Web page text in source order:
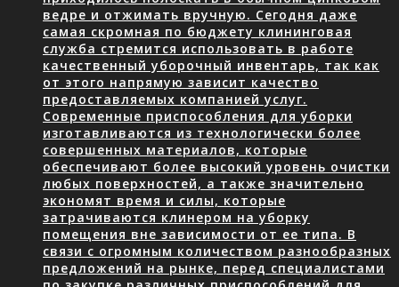
ведре и отжимать вручную. Сегодня даже
самая скромная по бюджету клининговая
служба стремится использовать в работе
качественный уборочный инвентарь, так как
от этого напрямую зависит качество
предоставляемых компанией услуг.
Современные приспособления для уборки
изготавливаются из технологически более
совершенных материалов, которые
обеспечивают более высокий уровень очистки
любых поверхностей, а также значительно
экономят время и силы, которые
затрачиваются клинером на уборку
помещения вне зависимости от ее типа. В
связи с огромным количеством разнообразных
предложений на рынке, перед специалистами